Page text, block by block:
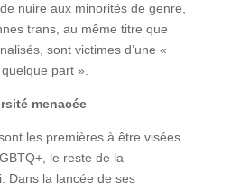
nuire aux minorités de genre,
trans, au même titre que
sont victimes d’une «
part ».
menacée
les premières à être visées
le reste de la
Dans la lancée de ses